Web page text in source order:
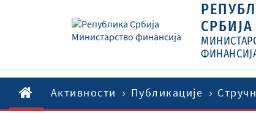
СРБИЈА
Активности Публикације